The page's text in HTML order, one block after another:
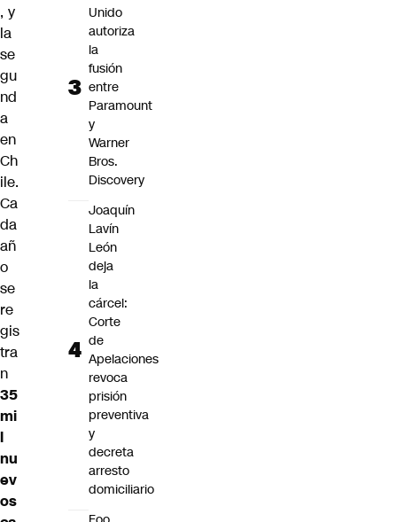
, y
la
se
gu
nd
a
en
Ch
ile.
Ca
da
añ
o
se
re
gis
tra
n
35
mi
l
nu
ev
os
Unido
autoriza
la
fusión
entre
Paramount
y
Warner
Bros.
Discovery
Joaquín
Lavín
León
deja
la
cárcel:
Corte
de
Apelaciones
revoca
prisión
preventiva
y
decreta
arresto
domiciliario